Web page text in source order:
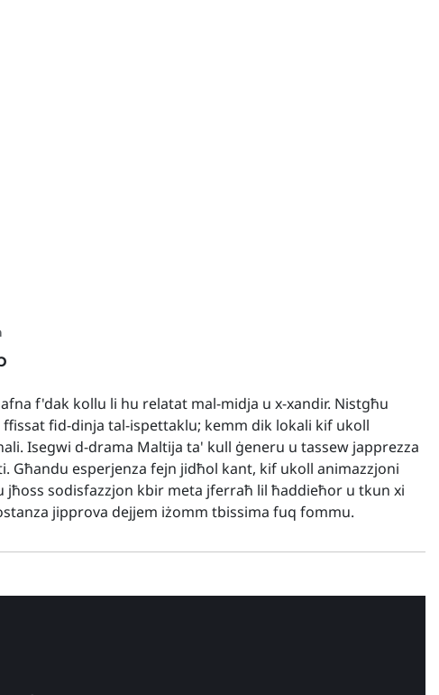
f'dak kollu li hu relatat mal-midja u x-xandir. Nistgħu
fid-dinja tal-ispettaklu; kemm dik lokali kif ukoll
Isegwi d-drama Maltija ta' kull ġeneru u tassew japprezza
Għandu esperjenza fejn jidħol kant, kif ukoll animazzjoni
jħoss sodisfazzjon kbir meta jferraħ lil ħaddieħor u tkun xi
jipprova dejjem iżomm tbissima fuq fommu.